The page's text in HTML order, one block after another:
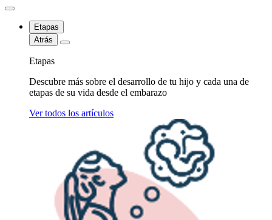
Etapas
Atrás
Etapas
Descubre más sobre el desarrollo de tu hijo y cada una de
etapas de su vida desde el embarazo
Ver todos los artículos